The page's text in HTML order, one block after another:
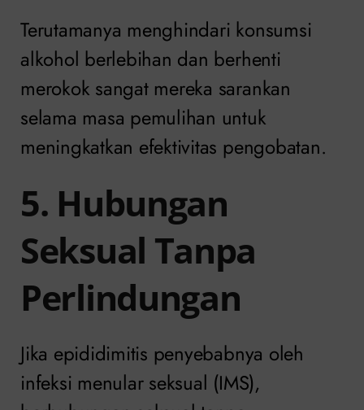
Terutamanya menghindari konsumsi
alkohol berlebihan dan berhenti
merokok sangat mereka sarankan
selama masa pemulihan untuk
meningkatkan efektivitas pengobatan.
5. Hubungan
Seksual Tanpa
Perlindungan
Jika epididimitis penyebabnya oleh
infeksi menular seksual (IMS),